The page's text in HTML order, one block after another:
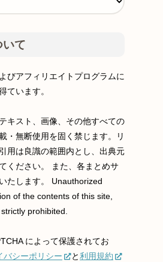
いて
びアフィリエイトプログラムに
ています。
キスト、画像、その他すべての
・無断使用を固く禁じます。リ
用は良識の範囲内とし、出典元
ください。 また、各まとめサ
たします。 Unauthorized
of the contents of this site,
prohibited.
によって保護されてお
バシーポリシー と利用規約